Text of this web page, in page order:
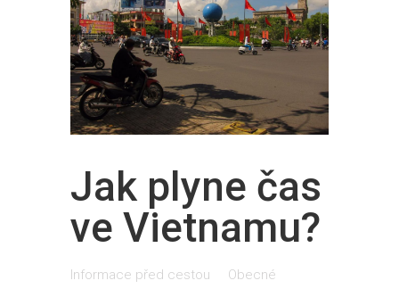
Jak plyne čas
ve Vietnamu?
Informace před cestou
Obecné